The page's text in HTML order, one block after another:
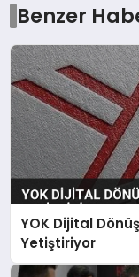
Benzer
YOK Dijital
Yetiştiriyor